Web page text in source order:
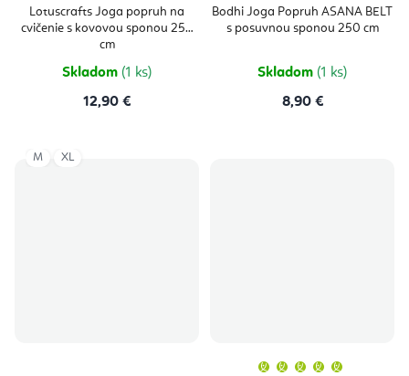
Lotuscrafts Joga popruh na
cvičenie s kovovou sponou 250
cm
produktu
je
5,0
Skladom (1 ks)
12,90 €
Bodhi Joga Popruh ASANA BELT
s posuvnou sponou 250 cm
produktu
je
5,0
Skladom (1 ks)
8,90 €
M XL